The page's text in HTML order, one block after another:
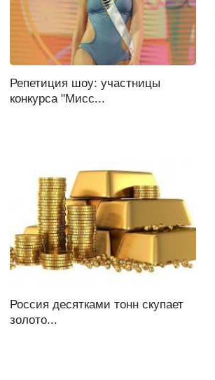
Репетиция шоу: участницы
конкурса "Мисс...
Россия десятками тонн скупает
золото...